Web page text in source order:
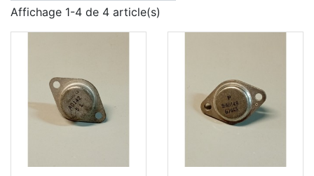
Affichage 1-4 de 4 article(s)